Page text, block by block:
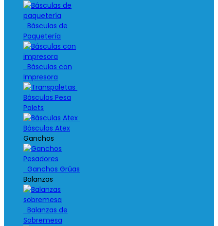
Básculas de
Paquetería
Básculas con
Impresora
Básculas Pesa
Palets
Básculas Atex
Ganchos
Ganchos Grúas
Balanzas
Balanzas de
Sobremesa